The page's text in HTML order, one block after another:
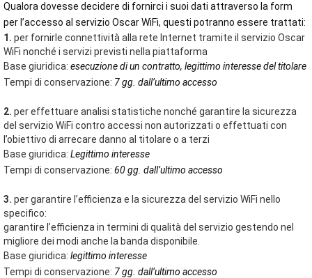
Qualora dovesse decidere di fornirci i suoi dati attraverso la form
per l’accesso al servizio Oscar WiFi, questi potranno essere trattati:
1. per fornirle connettività alla rete Internet tramite il servizio Oscar
WiFi nonché i servizi previsti nella piattaforma
Base giuridica: esecuzione di un contratto, legittimo interesse del titolare
Tempi di conservazione: 7 gg. dall’ultimo accesso
2. per effettuare analisi statistiche nonché garantire la sicurezza
del servizio WiFi contro accessi non autorizzati o effettuati con
l’obiettivo di arrecare danno al titolare o a terzi
Base giuridica: Legittimo interesse
Tempi di conservazione: 60 gg. dall’ultimo accesso
3. per garantire l’efficienza e la sicurezza del servizio WiFi nello
specifico:
garantire l’efficienza in termini di qualità del servizio gestendo nel
migliore dei modi anche la banda disponibile.
Base giuridica: legittimo interesse
Tempi di conservazione: 7 gg. dall’ultimo accesso